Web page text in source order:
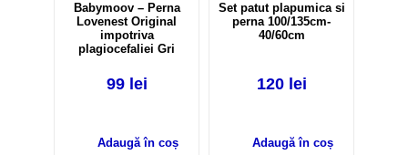
Babymoov – Perna
Lovenest Original
impotriva
plagiocefaliei Gri
99 lei
Adaugă în coș
Set patut plapumica si
perna 100/135cm-
40/60cm
120 lei
Adaugă în coș